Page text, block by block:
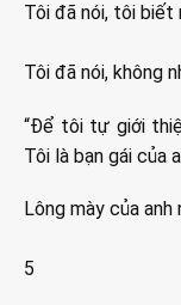
Tôi đã nói, tôi biết
Tôi đã nói, không
“Để tôi tự giới
Tôi là bạn gái của
Lông mày của anh
5